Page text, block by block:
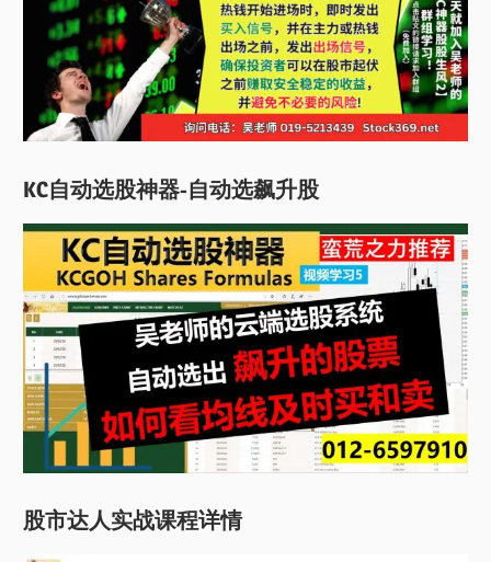
KC自动选股神器-自动选飙升股
股市达人实战课程详情